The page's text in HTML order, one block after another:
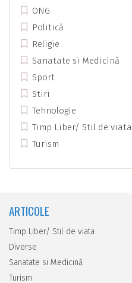
ONG
Politică
Religie
Sanatate si Medicină
Sport
Stiri
Tehnologie
Timp Liber/ Stil de viata
Turism
ARTICOLE
Timp Liber/ Stil de viata
Diverse
Sanatate si Medicină
Turism